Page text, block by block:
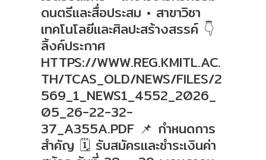
ดนตรีและสื่อประสม • สาขาวิชา
เทคโนโลยีและศิลปะสร้างสรรค์ 👇
ลิ้งค์ประกาศ
HTTPS://WWW.REG.KMITL.AC.
TH/TCAS_OLD/NEWS/FILES/2
569_1_NEWS1_4552_2026_
05_26-22-32-
37_A355A.PDF 📌 กำหนดการ
สำคัญ 🗓 รับสมัครและชำระเงินค่า